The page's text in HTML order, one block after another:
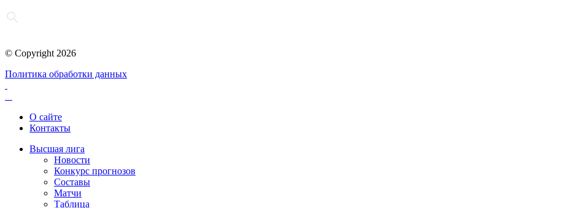
© Copyright 2026
Политика обработки данных
О сайте
Контакты
Высшая лига
Новости
Конкурс прогнозов
Составы
Матчи
Таблица